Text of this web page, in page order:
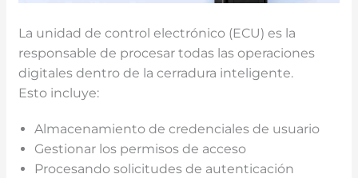
La unidad de control electrónico (ECU) es la
responsable de procesar todas las operaciones
digitales dentro de la cerradura inteligente.
Esto incluye:
Almacenamiento de credenciales de usuario
Gestionar los permisos de acceso
Procesando solicitudes de autenticación